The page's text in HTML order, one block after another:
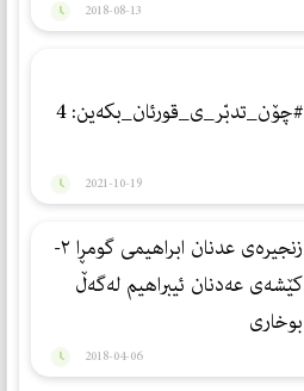
2018-08-13
#چۆن_تدبّر_ی_قورئان_بكەین: 4
2021-10-19
زنجیرەی عدنان ابراهیمی گومڕا ٢-
كێشه‌ی عه‌دنان ئیبراهیم له‌گه‌ڵ
بوخاری
2018-04-06